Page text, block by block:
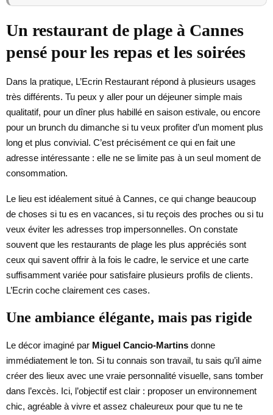
Un restaurant de plage à Cannes
pensé pour les repas et les soirées
Dans la pratique, L’Ecrin Restaurant répond à plusieurs usages
très différents. Tu peux y aller pour un déjeuner simple mais
qualitatif, pour un dîner plus habillé en saison estivale, ou encore
pour un brunch du dimanche si tu veux profiter d’un moment plus
long et plus convivial. C’est précisément ce qui en fait une
adresse intéressante : elle ne se limite pas à un seul moment de
consommation.
Le lieu est idéalement situé à Cannes, ce qui change beaucoup
de choses si tu es en vacances, si tu reçois des proches ou si tu
veux éviter les adresses trop impersonnelles. On constate
souvent que les restaurants de plage les plus appréciés sont
ceux qui savent offrir à la fois le cadre, le service et une carte
suffisamment variée pour satisfaire plusieurs profils de clients.
L’Ecrin coche clairement ces cases.
Une ambiance élégante, mais pas rigide
Le décor imaginé par Miguel Cancio-Martins donne
immédiatement le ton. Si tu connais son travail, tu sais qu’il aime
créer des lieux avec une vraie personnalité visuelle, sans tomber
dans l’excès. Ici, l’objectif est clair : proposer un environnement
chic, agréable à vivre et assez chaleureux pour que tu ne te